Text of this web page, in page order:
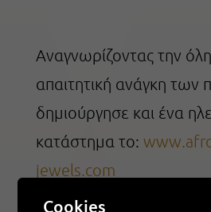
Αναγνωρίζοντας την όλη
απαιτητική ανάγκη των
δημιούργησε και ένα
κατάστημα το:
jewels.com
Cookies